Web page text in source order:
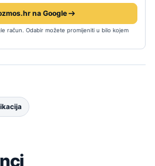
na Google
račun. Odabir možete promijeniti u bilo kojem